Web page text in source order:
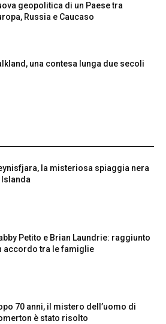
geopolitica di un Paese tra
Russia e Caucaso
una contesa lunga due secoli
la misteriosa spiaggia nera
Islanda
Petito e Brian Laundrie: raggiunto
accordo tra le famiglie
70 anni, il mistero dell’uomo di
è stato risolto